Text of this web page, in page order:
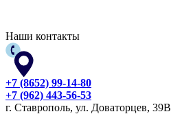
Наши контакты
+7 (8652) 99-14-80
+7 (962) 443-56-53
г. Ставрополь, ул. Доваторцев, 39В